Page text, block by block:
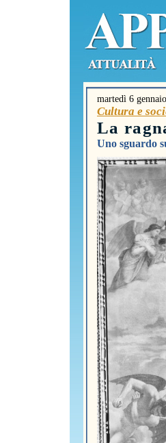
martedì 6
Cultura e
La
Uno sguardo